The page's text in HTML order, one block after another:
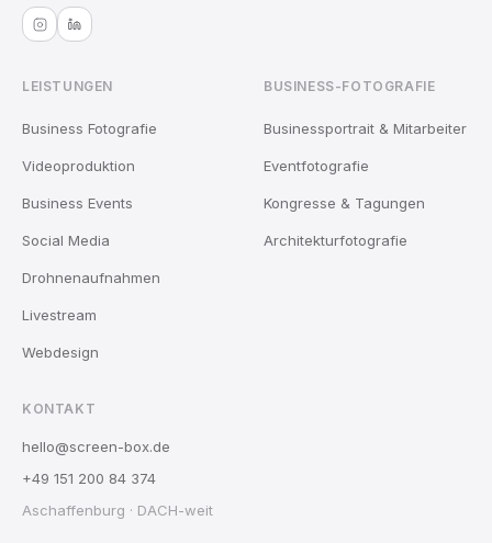
LEISTUNGEN
Business Fotografie
Videoproduktion
Business Events
Social Media
Drohnenaufnahmen
Livestream
Webdesign
BUSINESS-FOTOGRAFIE
Businessportrait & Mitarbeiter
Eventfotografie
Kongresse & Tagungen
Architekturfotografie
KONTAKT
hello@screen-box.de
+49 151 200 84 374
Aschaffenburg · DACH-weit